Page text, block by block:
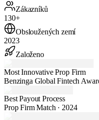
Zákazníků
130+
Obsloužených zemí
2023
Založeno
Most Innovative Prop Firm
Benzinga Global Fintech
Best Payout Process
Prop Firm Match · 2024